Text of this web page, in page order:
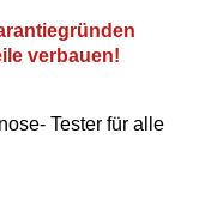
verbauen!
Tester für alle